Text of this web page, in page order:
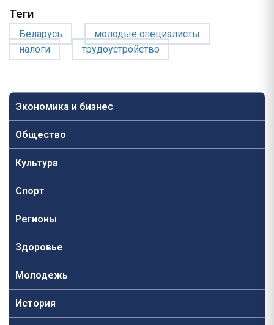
Экономика и бизнес
Общество
Культура
Спорт
Регионы
Здоровье
Молодежь
История
Теги
Беларусь
молодые специалисты
налоги
трудоустройство